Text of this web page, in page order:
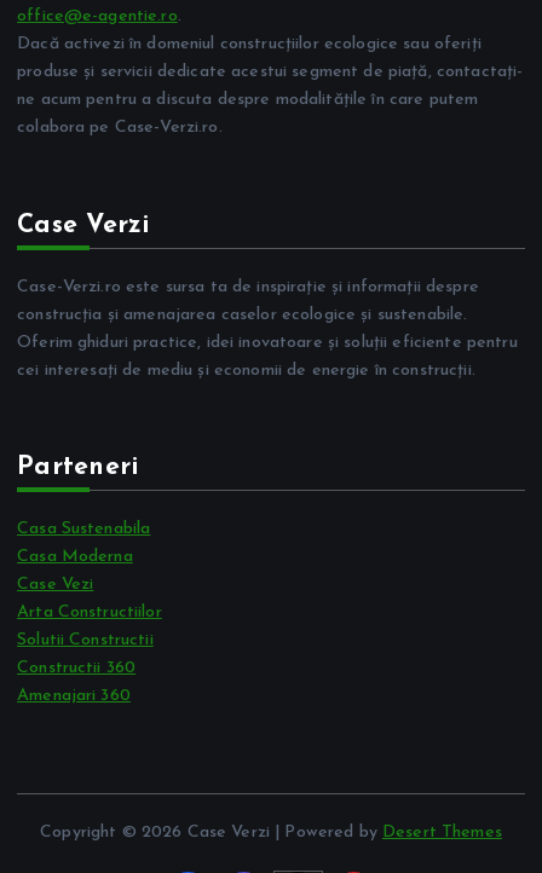
office@e-agentie.ro.
Dacă activezi în domeniul construcțiilor ecologice sau oferiți
produse și servicii dedicate acestui segment de piață, contactați-
ne acum pentru a discuta despre modalitățile în care putem
colabora pe Case-Verzi.ro.
Case Verzi
Case-Verzi.ro este sursa ta de inspirație și informații despre
construcția și amenajarea caselor ecologice și sustenabile.
Oferim ghiduri practice, idei inovatoare și soluții eficiente pentru
cei interesați de mediu și economii de energie în construcții.
Parteneri
Casa Sustenabila
Casa Moderna
Case Vezi
Arta Constructiilor
Solutii Constructii
Constructii 360
Amenajari 360
Copyright © 2026 Case Verzi | Powered by Desert Themes